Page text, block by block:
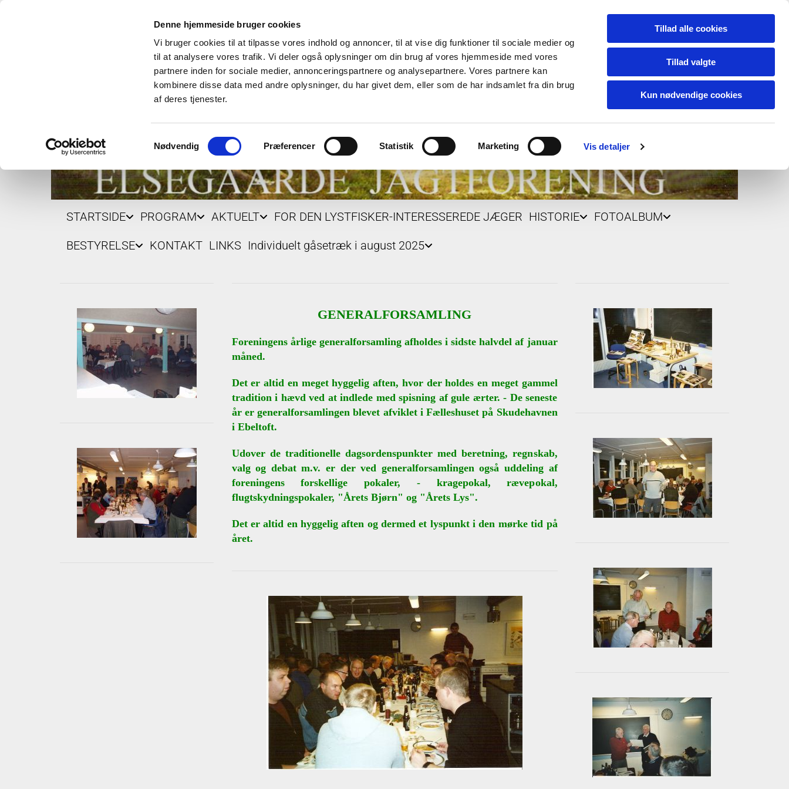
Denne hjemmeside bruger cookies
Vi bruger cookies til at tilpasse vores indhold og annoncer, til at vise dig funktioner til sociale medier og
til at analysere vores trafik. Vi deler også oplysninger om din brug af vores hjemmeside med vores
partnere inden for sociale medier, annonceringspartnere og analysepartnere. Vores partnere kan
kombinere disse data med andre oplysninger, du har givet dem, eller som de har indsamlet fra din brug
af deres tjenester.
Nødvendig Præferencer Statistik Marketing Vis detaljer
Tillad alle cookies
Tillad valgte
Kun nødvendige cookies
STARTSIDE PROGRAM AKTUELT FOR DEN LYSTFISKER-INTERESSEREDE JÆGER HISTORIE FOTOALBUM
BESTYRELSE KONTAKT LINKS Individuelt gåsetræk i august 2025
GENERALFORSAMLING
Foreningens årlige generalforsamling afholdes i sidste halvdel af januar
måned.
Det er altid en meget hyggelig aften, hvor der holdes en meget gammel
tradition i hævd ved at indlede med spisning af gule ærter. - De seneste
år er generalforsamlingen blevet afviklet i Fælleshuset på Skudehavnen
i Ebeltoft.
Udover de traditionelle dagsordenspunkter med beretning, regnskab,
valg og debat m.v. er der ved generalforsamlingen også uddeling af
foreningens forskellige pokaler, - kragepokal, rævepokal,
flugtskydningspokaler, "Årets Bjørn" og "Årets Lys".
Det er altid en hyggelig aften og dermed et lyspunkt i den mørke tid på
året.